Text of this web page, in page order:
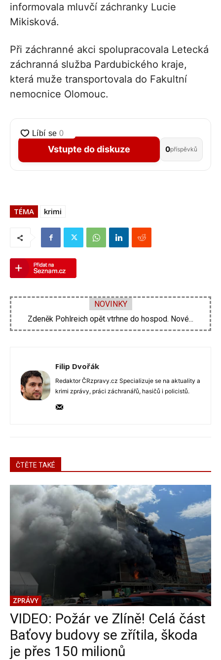
informovala mluvčí záchranky Lucie
Mikisková.
Při záchranné akci spolupracovala Letecká
záchranná služba Pardubického kraje,
která muže transportovala do Fakultní
nemocnice Olomouc.
Vstupte do diskuze 0příspěvků
TÉMA krimi
NOVINKY
Zdeněk Pohlreich opět vtrhne do hospod. Nové...
Michal Suchánek ukázal vynález, jak se ochladit...
Filip Dvořák
Redaktor ČRzpravy.cz Specializuje se na aktuality a
krimi zprávy, práci záchranářů, hasičů i policistů.
ČTĚTE TAKÉ
ZPRÁVY
VIDEO: Požár ve Zlíně! Celá část
Baťovy budovy se zřítila, škoda
je přes 150 milionů